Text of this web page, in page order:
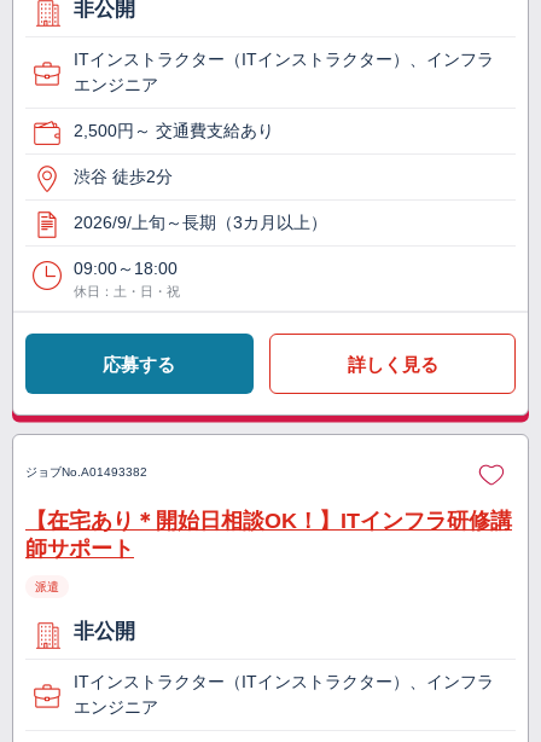
非公開
ITインストラクター（ITインストラクター）、インフラ
エンジニア
2,500円～ 交通費支給あり
渋谷 徒歩2分
2026/9/上旬～長期（3カ月以上）
09:00～18:00
休日：土・日・祝
応募する 詳しく見る
ジョブNo. A01493382
【在宅あり＊開始日相談OK！】ITインフラ研修講
師サポート
派遣
非公開
ITインストラクター（ITインストラクター）、インフラ
エンジニア